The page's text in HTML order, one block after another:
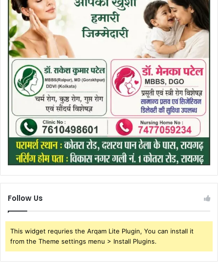
Follow Us
This widget requries the Arqam Lite Plugin, You can install it
from the Theme settings menu > Install Plugins.